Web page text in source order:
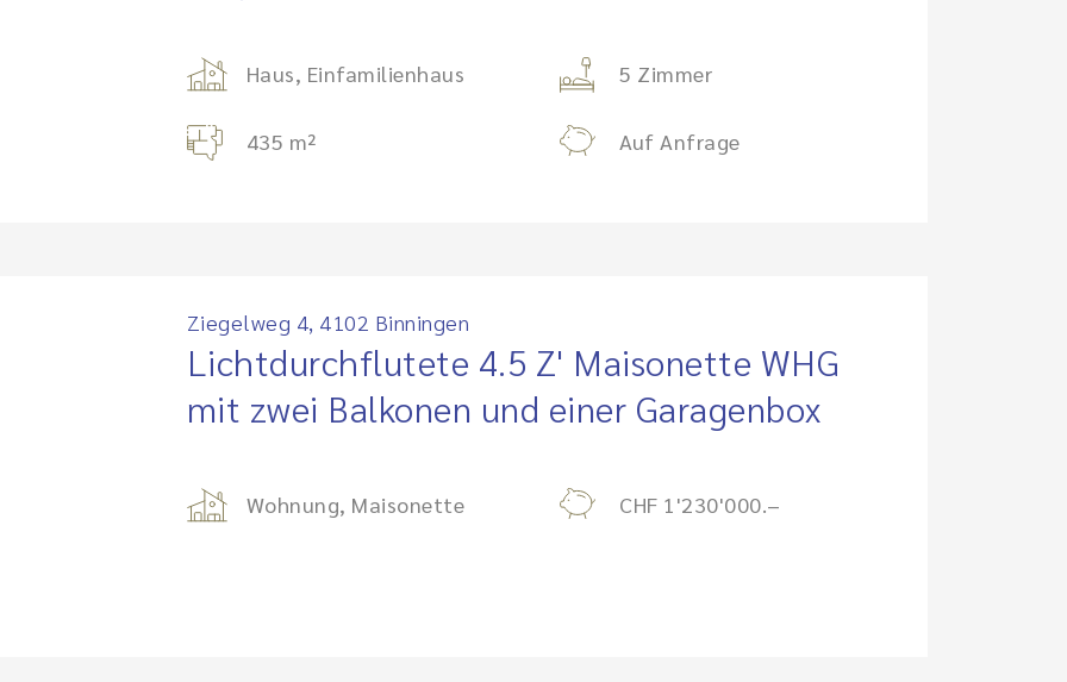
Haus, Einfamilienhaus 5 Zimmer
435 m² Auf Anfrage
Ziegelweg 4, 4102 Binningen
Lichtdurchflutete 4.5 Z' Maisonette WHG
mit zwei Balkonen und einer Garagenbox
Wohnung, Maisonette CHF 1'230'000.–